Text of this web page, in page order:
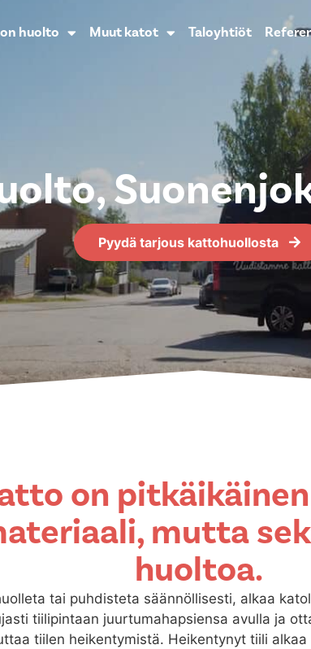
huolto Muut katot Taloyhtiöt
Pyydä tarjous kattohuollosta
on
mutta
huoltoa.
tai puhdisteta säännöllisesti, alkaa
tiilipintaan juurtumahapsiensa avulla ja
tiilen heikentymistä. Heikentynyt tiili